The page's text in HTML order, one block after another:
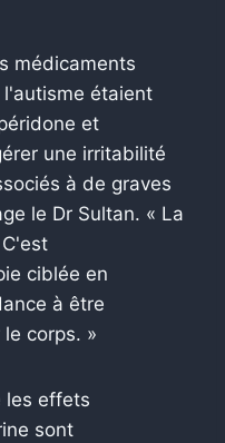
médicaments
l'autisme étaient
et
une irritabilité
à de graves
le Dr Sultan. « La
ciblée en
à être
corps. »
les effets
sont